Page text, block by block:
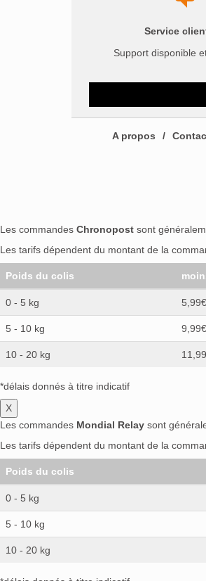
Service
Support disponible
A propos
Les commandes Chronopost sont
Les tarifs dépendent du montant de la
Poids du colis
0 - 5 kg 5,99€
5 - 10 kg 9,99€
10 - 20 kg
*délais donnés à titre indicatif
X
Les commandes Mondial Relay sont
Les tarifs dépendent du montant de la
Poids du colis
0 - 5 kg
5 - 10 kg
10 - 20 kg